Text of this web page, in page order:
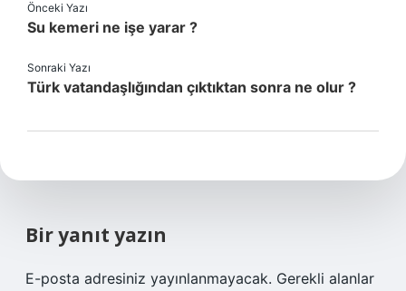
Önceki Yazı
Su kemeri ne işe yarar ?
Sonraki Yazı
Türk vatandaşlığından çıktıktan sonra ne olur ?
Bir yanıt yazın
E-posta adresiniz yayınlanmayacak. Gerekli alanlar